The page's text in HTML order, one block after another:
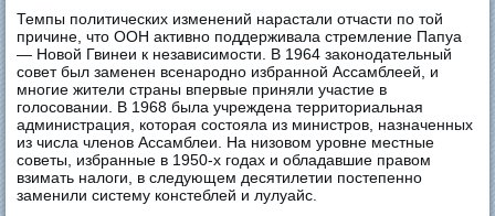
Темпы политических изменений нарастали отчасти по той
причине, что ООН активно поддерживала стремление Папуа
— Новой Гвинеи к независимости. В 1964 законодательный
совет был заменен всенародно избранной Ассамблеей, и
многие жители страны впервые приняли участие в
голосовании. В 1968 была учреждена территориальная
администрация, которая состояла из министров, назначенных
из числа членов Ассамблеи. На низовом уровне местные
советы, избранные в 1950-х годах и обладавшие правом
взимать налоги, в следующем десятилетии постепенно
заменили систему констеблей и лулуайс.